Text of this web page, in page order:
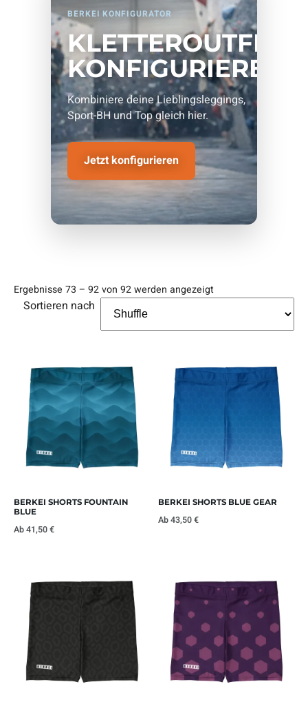
BERKEI KONFIGURATOR
KLETTEROUTFIT
KONFIGURIEREN
Kombiniere deine Lieblingsleggings,
Sport-BH und Top gleich hier.
Jetzt konfigurieren
Ergebnisse 73 – 92 von 92 werden angezeigt
Sortieren nach
BERKEI SHORTS FOUNTAIN
BLUE
Ab41,50€
BERKEI SHORTS BLUE GEAR
Ab43,50€